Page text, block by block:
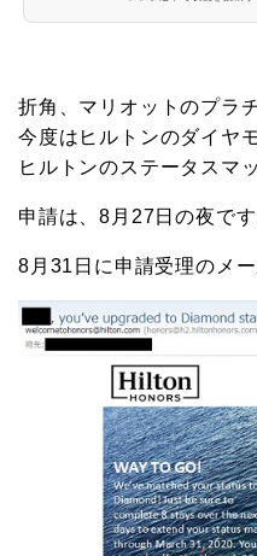
折角、マリオットのプラ
今度はヒルトンのダイヤ
ヒルトンのステータスマ
申請は、8月27日の夜です
8月31日に申請受理のメ